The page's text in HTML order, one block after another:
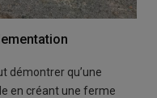
démontrer qu’une
en créant une ferme